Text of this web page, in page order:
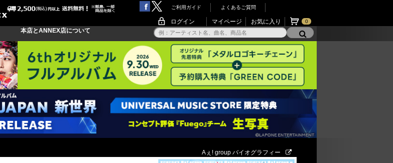
ご利用ガイド よくあるご質問
ログイン マイページ お気に入り 0
本店とANNEX店について
Aぇ! group バイオグラフィー